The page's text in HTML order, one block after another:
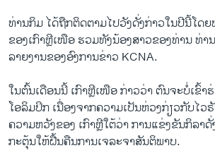
ທ່ານກິມ ໄດ້ຖືກຕິດຕາມໄປວັງດັ່ງກ່າວໃນປີນີ້ໂດ
ຂອງເກົາຫຼີເໜືອ ຮວມທັງນ້ອງສາວຂອງທ່ານ ທ່າ
ລາຍງານຂອງອົງການຂ່າວ KCNA.
ໃນຕົ້ນເດືອນນີ້ ເກົາຫຼີເໜືອ ກ່າວວ່າ ຕົນຈະບໍ່ເຂົ້າ
ໂອລິມປິກ ເນື່ອງຈາກຄວາມເປັນຫ່ວງກ່ຽວກັບໄວ
ຄວາມຫວັງຂອງ ເກົາຫຼີໃຕ້ວ່າ ການແຂ່ງຂັນກິລາ
ກະຕຸ້ນໃຫ້ຝື້ນຄືນການເຈລະຈາສັນຕິພາບ.